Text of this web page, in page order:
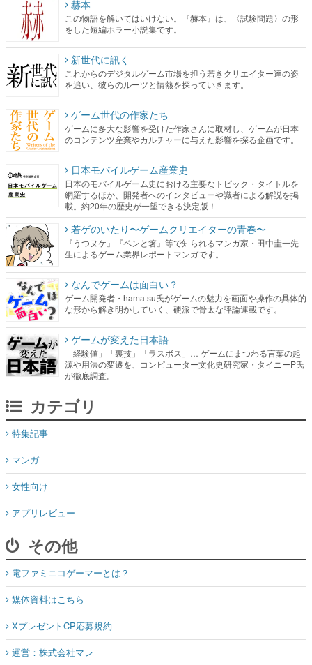
新世代に訊く
これからのデジタルゲーム市場を担う若きクリエイター達の姿
を追い、彼らのルーツと情熱を探っていきます。
ゲーム世代の作家たち
ゲームに多大な影響を受けた作家さんに取材し、ゲームが日本
のコンテンツ産業やカルチャーに与えた影響を探る企画です。
日本モバイルゲーム産業史
日本のモバイルゲーム史における主要なトピック・タイトルを
網羅するほか、開発者へのインタビューや識者による解説を掲
若ゲのいたり〜ゲームクリエイターの青春〜
『うつヌケ』『ペンと箸』等で知られるマンガ家・田中圭一先
生によるゲーム業界レポートマンガです。
なんでゲームは面白い？
ゲーム開発者・hamatsu氏がゲームの魅力を画面や操作の具体的
な形から解き明かしていく、硬派で骨太な評論連載です。
ゲームが変えた日本語
「経験値」「裏技」「ラスボス」… ゲームにまつわる言葉の起
源や用法の変遷を、コンピューター文化史研究家・タイニーP氏
カテゴリ
マンガ
女性向け
アプリレビュー
その他
電ファミニコゲーマーとは？
媒体資料はこちら
XプレゼントCP応募規約
運営：株式会社マレ